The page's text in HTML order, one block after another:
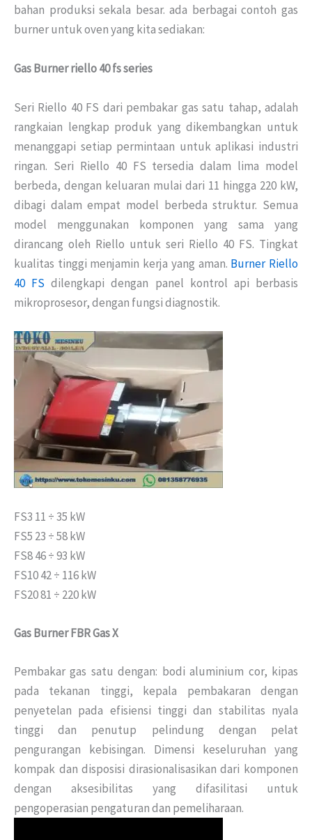
bahan produksi sekala besar. ada berbagai contoh gas
burner untuk oven yang kita sediakan:
Gas Burner riello 40 fs series
Seri Riello 40 FS dari pembakar gas satu tahap, adalah
rangkaian lengkap produk yang dikembangkan untuk
menanggapi setiap permintaan untuk aplikasi industri
ringan. Seri Riello 40 FS tersedia dalam lima model
berbeda, dengan keluaran mulai dari 11 hingga 220 kW,
dibagi dalam empat model berbeda struktur. Semua
model menggunakan komponen yang sama yang
dirancang oleh Riello untuk seri Riello 40 FS. Tingkat
kualitas tinggi menjamin kerja yang aman. Burner Riello
40 FS dilengkapi dengan panel kontrol api berbasis
mikroprosesor, dengan fungsi diagnostik.
FS3 11 ÷ 35 kW
FS5 23 ÷ 58 kW
FS8 46 ÷ 93 kW
FS10 42 ÷ 116 kW
FS20 81 ÷ 220 kW
Gas Burner FBR Gas X
Pembakar gas satu dengan: bodi aluminium cor, kipas
pada tekanan tinggi, kepala pembakaran dengan
penyetelan pada efisiensi tinggi dan stabilitas nyala
tinggi dan penutup pelindung dengan pelat
pengurangan kebisingan. Dimensi keseluruhan yang
kompak dan disposisi dirasionalisasikan dari komponen
dengan aksesibilitas yang difasilitasi untuk
pengoperasian pengaturan dan pemeliharaan.